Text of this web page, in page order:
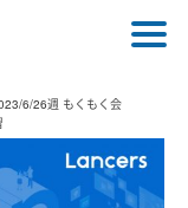
6/26週 もくもく会